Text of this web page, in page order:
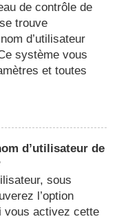
de contrôle de
trouve
d’utilisateur
système vous
et toutes
d’utilisateur de
sous
l’option
vous activez cette